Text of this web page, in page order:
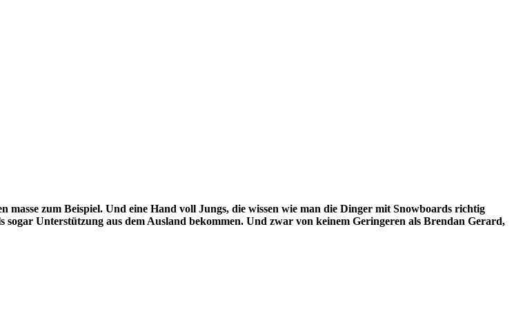
masse zum Beispiel. Und eine Hand voll Jungs, die wissen wie man die Dinger mit Snowboards richtig
Unterstützung aus dem Ausland bekommen. Und zwar von keinem Geringeren als Brendan Gerard,